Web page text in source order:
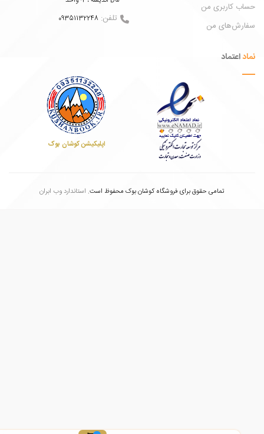
کاربری من
من
تلفن:09351132248
اپلیکیشن کوشان بوک
تمامی حقوق برای فروشگاه کوشان بوک محفوظ است.استاندارد وب ابران